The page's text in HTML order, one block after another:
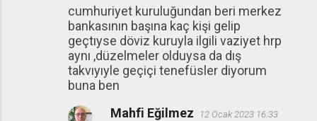
cumhuriyet kuruluğundan beri merkez
bankasının başına kaç kişi gelip
geçtıyse döviz kuruyla ilgili vaziyet hrp
aynı ,düzelmeler olduysa da dış
takvıyıyle geçiçi tenefüsler diyorum
buna ben
Mahfi Eğilmez
12 Ocak 2023 16:33